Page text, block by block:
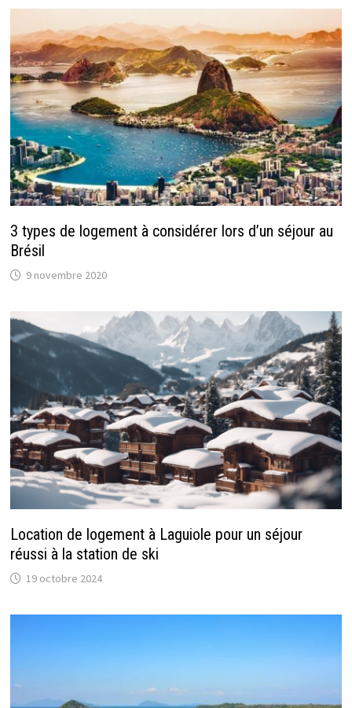
3 types de logement à considérer lors d’un séjour au
Brésil
9 novembre 2020
Location de logement à Laguiole pour un séjour
réussi à la station de ski
19 octobre 2024